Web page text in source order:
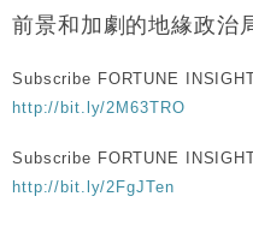
15:59
財經｜SA售股自救
司
前景和加劇的地緣政治
Subscribe FORTUNE
http://bit.ly/2M63TRO
Subscribe FORTUNE
http://bit.ly/2FgJTen